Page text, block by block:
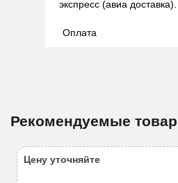
экспресс (авиа доставка).
Оплата
Рекомендуемые
Цену уточняйте